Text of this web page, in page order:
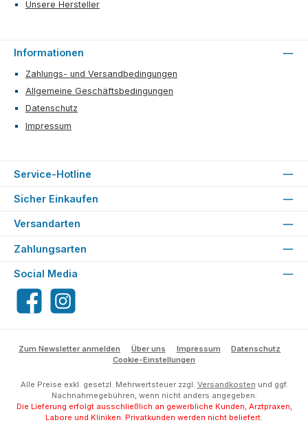
Unsere Hersteller
Informationen
Zahlungs- und Versandbedingungen
Allgemeine Geschäftsbedingungen
Datenschutz
Impressum
Service-Hotline
Sicher Einkaufen
Versandarten
Zahlungsarten
Social Media
FacebookInstagram
Zum Newsletter anmelden Über uns Impressum
Datenschutz
Cookie-Einstellungen
Alle Preise exkl. gesetzl. Mehrwertsteuer zzgl. Versandkosten und ggf.
Nachnahmegebühren, wenn nicht anders angegeben.
Die Lieferung erfolgt ausschließlich an gewerbliche Kunden, Arztpraxen,
Labore und Kliniken. Privatkunden werden nicht beliefert.